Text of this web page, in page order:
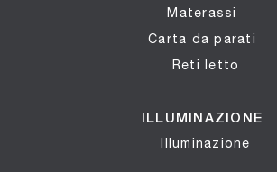
Materassi
Carta da parati
Reti letto
ILLUMINAZIONE
Illuminazione